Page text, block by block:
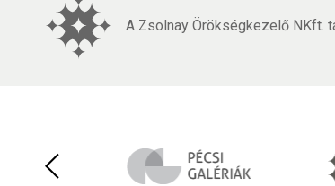
A Zsolnay Örökségkezelő NKft.